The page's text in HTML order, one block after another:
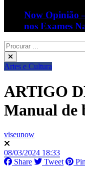
Now Opinião
nos Exames
Artes e Cultura
ARTIGO
Manual de
viseunow
08/03/2024 18:33
Share
Tweet